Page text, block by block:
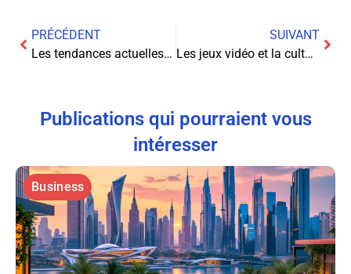
PRÉCÉDENT
Les tendances actuelles dans la distribution de films en streaming, y compris les tendances en matière de contenu original
SUIVANT
Les jeux vidéo et la culture populaire : comment les jeux vidéo ont influencé la culture populaire et comment ils sont devenus une forme d’expression artistique à part entière
Publications qui pourraient vous
intéresser
Business